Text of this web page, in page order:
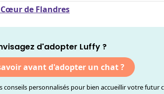
Cœur de Flandres
d'adopter Luffy ?
avant d'adopter un chat ?
personnalisés pour bien accueillir votre futur